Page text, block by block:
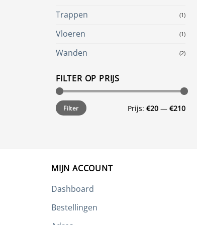
Trappen (1)
Vloeren (1)
Wanden (2)
FILTER OP PRIJS
Min.
prijs
Max.
prijsFilter Prijs: €20 — €210
MIJN ACCOUNT
Dashboard
Bestellingen